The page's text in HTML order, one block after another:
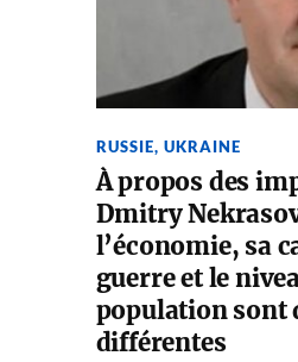
RUSSIE, UKRAINE
À propos des
Dmitry
l’économie, sa
guerre et le
population sont
différentes